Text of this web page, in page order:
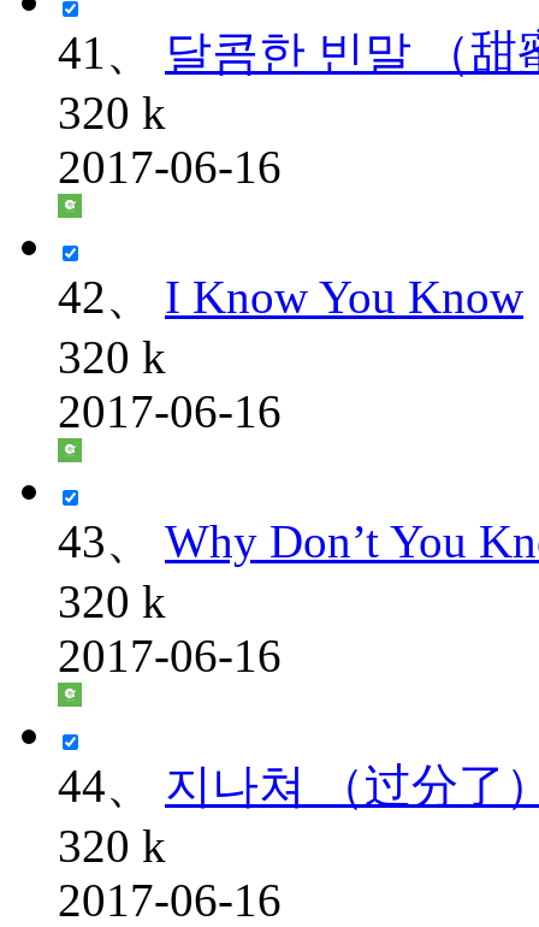
41、
달콤한 빈말 （甜
320 k
2017-06-16
42、
I Know You Know
320 k
2017-06-16
43、
Why Don’t You
320 k
2017-06-16
44、
지나쳐 （过分了
320 k
2017-06-16